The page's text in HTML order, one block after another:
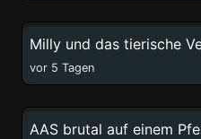
vor 5 Tagen